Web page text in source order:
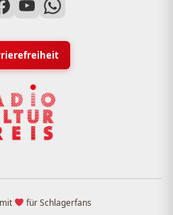
für Schlagerfans